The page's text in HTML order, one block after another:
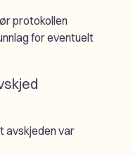
protokollen
for eventuelt
avskjeden var